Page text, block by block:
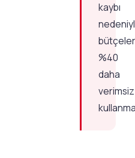
kaybı
%40
daha
verimsiz